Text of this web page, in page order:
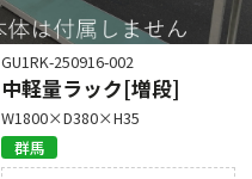
GU1RK-250916-002
中軽量ラック[増段]
W1800×D380×H35
群馬